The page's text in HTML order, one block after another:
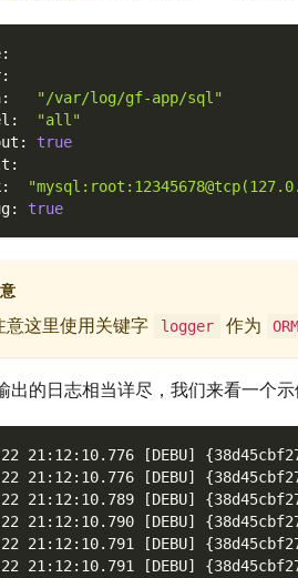
:
:
:
"/var/log/gf-app/sql"
:
"all"
:
true
:
:
: true
意这里使用关键字 logger 作为 ORM
出的日志相当详尽，我们来看一个示
22 21:12:10.776 [DEBU]
22 21:12:10.776 [DEBU]
21:12:10.789 [DEBU]
22 21:12:10.790 [DEBU]
22 21:12:10.791 [DEBU]
22 21:12:10.791 [DEBU]